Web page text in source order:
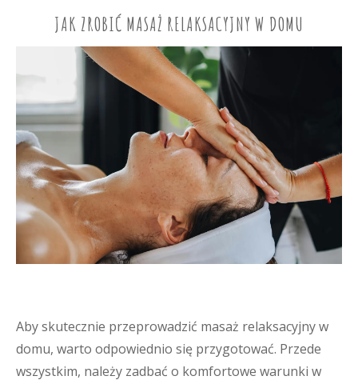
CONTENTJAK ZROBIĆ MASAŻ RELAKSACYJNY W DOMU
Aby skutecznie przeprowadzić masaż relaksacyjny w
domu, warto odpowiednio się przygotować. Przede
wszystkim, należy zadbać o komfortowe warunki w